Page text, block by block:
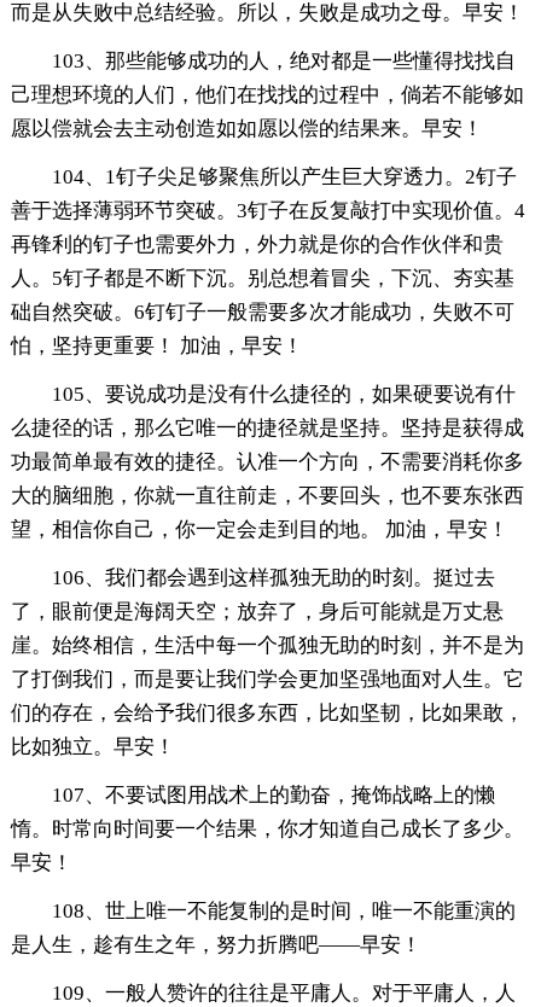
而是从失败中总结经验。所以，失败是成功之母。早安！
103、那些能够成功的人，绝对都是一些懂得找找自
己理想环境的人们，他们在找找的过程中，倘若不能够如
愿以偿就会去主动创造如如愿以偿的结果来。早安！
104、1钉子尖足够聚焦所以产生巨大穿透力。2钉子
善于选择薄弱环节突破。3钉子在反复敲打中实现价值。4
再锋利的钉子也需要外力，外力就是你的合作伙伴和贵
人。5钉子都是不断下沉。别总想着冒尖，下沉、夯实基
础自然突破。6钉钉子一般需要多次才能成功，失败不可
怕，坚持更重要！ 加油，早安！
105、要说成功是没有什么捷径的，如果硬要说有什
么捷径的话，那么它唯一的捷径就是坚持。坚持是获得成
功最简单最有效的捷径。认准一个方向，不需要消耗你多
大的脑细胞，你就一直往前走，不要回头，也不要东张西
望，相信你自己，你一定会走到目的地。 加油，早安！
106、我们都会遇到这样孤独无助的时刻。挺过去
了，眼前便是海阔天空；放弃了，身后可能就是万丈悬
崖。始终相信，生活中每一个孤独无助的时刻，并不是为
了打倒我们，而是要让我们学会更加坚强地面对人生。它
们的存在，会给予我们很多东西，比如坚韧，比如果敢，
比如独立。早安！
107、不要试图用战术上的勤奋，掩饰战略上的懒
惰。时常向时间要一个结果，你才知道自己成长了多少。
早安！
108、世上唯一不能复制的是时间，唯一不能重演的
是人生，趁有生之年，努力折腾吧——早安！
109、一般人赞许的往往是平庸人。对于平庸人，人